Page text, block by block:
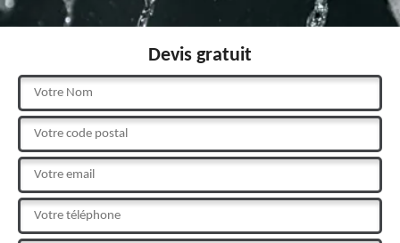
Devis gratuit